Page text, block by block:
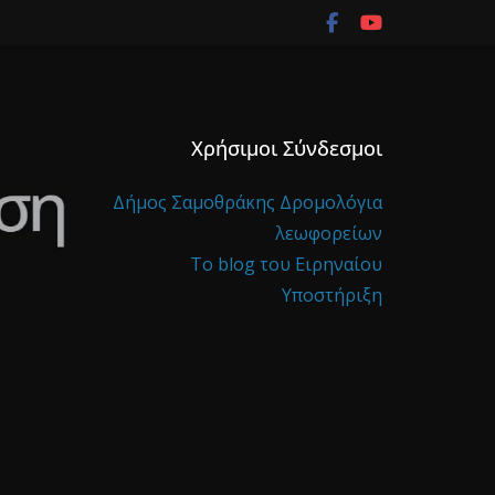
Χρήσιμοι Σύνδεσμοι
Δήμος Σαμοθράκης Δρομολόγια
λεωφορείων
Το blog του Ειρηναίου
Υποστήριξη